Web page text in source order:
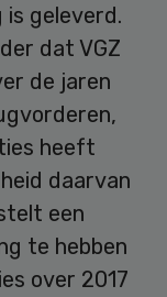
geleverd.
dat VGZ
de jaren
heeft
daarvan
een
te hebben
over 2017